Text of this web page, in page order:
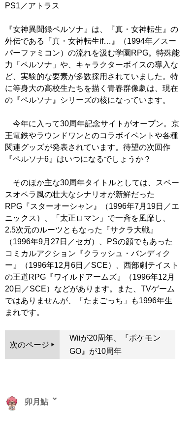
PS1／アトラス
『女神異聞録ペルソナ』は、『真・女神転生』の
外伝である『真・女神転生if…』（1994年／スー
パーファミコン）の流れを汲む学園RPG。特殊能
力「ペルソナ」や、キャラクターボイスの導入な
ど、実験的な要素が多数採用されていました。特
に等身大の高校生たちを描く青春群像劇は、現在
の『ペルソナ』シリーズの核になっています。
今年に入って30周年記念サイトがオープン。京
王電鉄やラウンドワンとのコラボイベントや各種
関連グッズが発表されています。待望の次回作
『ペルソナ6』はいつになるでしょうか？
そのほか主な30周年タイトルとしては、スペー
スオペラ風の壮大なシナリオが新鮮だった
RPG『スターオーシャン』（1996年7月19日／エ
ニックス）、「太正ロマン」で一斉を風靡し、
2.5次元のルーツともなった『サクラ大戦』
（1996年9月27日／セガ）、PSの顔でもあった
コミカルアクション『クラッシュ・バンディク
ー』（1996年12月6日／SCE）、西部劇テイスト
の王道RPG『ワイルドアームズ』（1996年12月
20日／SCE）などがあります。また、TVゲーム
ではありませんが、「たまごっち」も1996年生
まれです。
次のページ
Wiiが20周年、『ポケモン
GO』が10周年
卯月鮎